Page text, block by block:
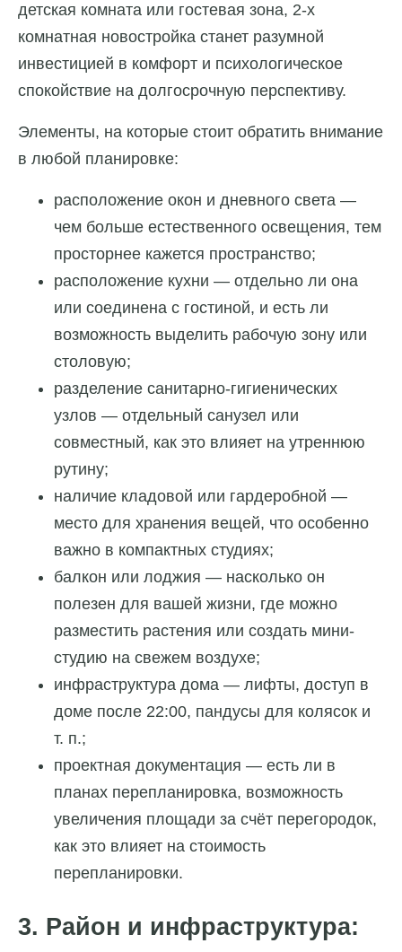
детская комната или гостевая зона, 2-х
комнатная новостройка станет разумной
инвестицией в комфорт и психологическое
спокойствие на долгосрочную перспективу.
Элементы, на которые стоит обратить внимание
в любой планировке:
расположение окон и дневного света —
чем больше естественного освещения, тем
просторнее кажется пространство;
расположение кухни — отдельно ли она
или соединена с гостиной, и есть ли
возможность выделить рабочую зону или
столовую;
разделение санитарно-гигиенических
узлов — отдельный санузел или
совместный, как это влияет на утреннюю
рутину;
наличие кладовой или гардеробной —
место для хранения вещей, что особенно
важно в компактных студиях;
балкон или лоджия — насколько он
полезен для вашей жизни, где можно
разместить растения или создать мини-
студию на свежем воздухе;
инфраструктура дома — лифты, доступ в
доме после 22:00, пандусы для колясок и
т. п.;
проектная документация — есть ли в
планах перепланировка, возможность
увеличения площади за счёт перегородок,
как это влияет на стоимость
перепланировки.
3. Район и инфраструктура: